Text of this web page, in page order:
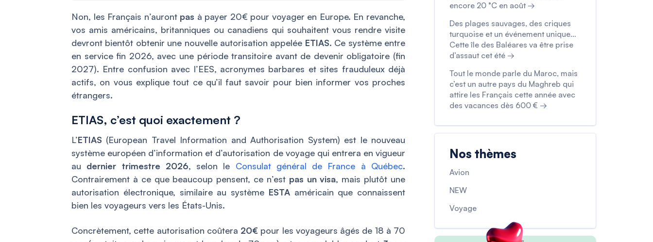
Non, les Français n’auront pas à payer 20€ pour voyager en Europe. En revanche,
vos amis américains, britanniques ou canadiens qui souhaitent vous rendre visite
devront bientôt obtenir une nouvelle autorisation appelée ETIAS. Ce système entre
en service fin 2026, avec une période transitoire avant de devenir obligatoire (fin
2027). Entre confusion avec l’EES, acronymes barbares et sites frauduleux déjà
actifs, on vous explique tout ce qu’il faut savoir pour bien informer vos proches
étrangers.
ETIAS, c’est quoi exactement ?
L’ETIAS (European Travel Information and Authorisation System) est le nouveau
système européen d’information et d’autorisation de voyage qui entrera en vigueur
au dernier trimestre 2026, selon le Consulat général de France à Québec.
Contrairement à ce que beaucoup pensent, ce n’est pas un visa, mais plutôt une
autorisation électronique, similaire au système ESTAaméricain que connaissent
bien les voyageurs vers les États-Unis.
Concrètement, cette autorisation coûtera 20€ pour les voyageurs âgés de 18 à 70
encore 20 °C en août →
Des plages sauvages, des criques
turquoise et un événement unique…
Cette île des Baléares va être prise
d’assaut cet été →
Tout le monde parle du Maroc, mais
c’est un autre pays du Maghreb qui
attire les Français cette année avec
des vacances dès 600 € →
Nos thèmes
Avion
NEW
Voyage